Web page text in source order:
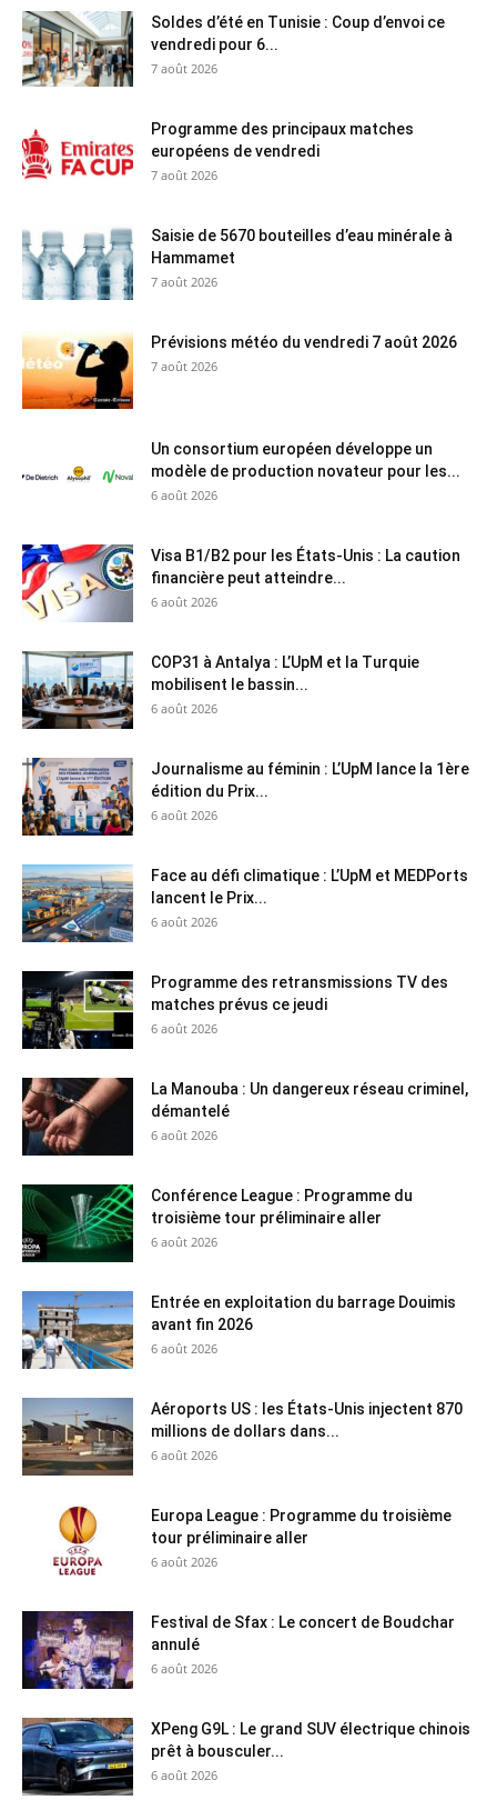
Soldes d’été en Tunisie : Coup d’envoi ce
vendredi pour 6...
7 août 2026
Programme des principaux matches
européens de vendredi
7 août 2026
Saisie de 5670 bouteilles d’eau minérale à
Hammamet
7 août 2026
Prévisions météo du vendredi 7 août 2026
7 août 2026
Un consortium européen développe un
modèle de production novateur pour les...
6 août 2026
Visa B1/B2 pour les États-Unis : La caution
financière peut atteindre...
6 août 2026
COP31 à Antalya : L’UpM et la Turquie
mobilisent le bassin...
6 août 2026
Journalisme au féminin : L’UpM lance la 1ère
édition du Prix...
6 août 2026
Face au défi climatique : L’UpM et MEDPorts
lancent le Prix...
6 août 2026
Programme des retransmissions TV des
matches prévus ce jeudi
6 août 2026
La Manouba : Un dangereux réseau criminel,
démantelé
6 août 2026
Conférence League : Programme du
troisième tour préliminaire aller
6 août 2026
Entrée en exploitation du barrage Douimis
avant fin 2026
6 août 2026
Aéroports US : les États-Unis injectent 870
millions de dollars dans...
6 août 2026
Europa League : Programme du troisième
tour préliminaire aller
6 août 2026
Festival de Sfax : Le concert de Boudchar
annulé
6 août 2026
XPeng G9L : Le grand SUV électrique chinois
prêt à bousculer...
6 août 2026